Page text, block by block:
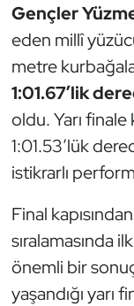
Gençler
eden millî
metre
1:01.67’lik
oldu. Yarı finale
1:01.53’lük
istikrarlı
Final
sıralamasında
önemli bir
yaşandığı yarı
Eskrim
Futbol
Futsal
Genel
Güreş
Halter